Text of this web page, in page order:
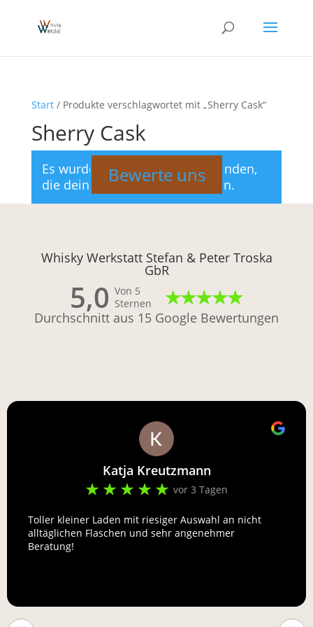
Start/ Produkte verschlagwortet mit „Sherry Cask“
Sherry Cask
Es wurden keine Produkte gefunden,
die deiner Auswahl entsprechen.
Whisky Werkstatt Stefan & Peter Troska
GbR
5,0 Von 5
Sternen
Durchschnitt aus 15 Google Bewertungen
Katja Kreutzmann
vor 3 Tagen
Toller kleiner Laden mit riesiger Auswahl an nicht
alltäglichen Flaschen und sehr angenehmer
Beratung!
Bewerte uns